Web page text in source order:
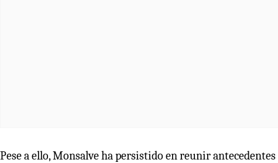
Pese a ello, Monsalve ha persistido en reunir